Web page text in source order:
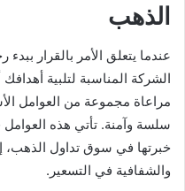
الذهب
عندما يتعلق الأمر بالقرار
الشركة المناسبة لتلبية
مراعاة مجموعة من العوامل
سلسة وآمنة. تأتي هذه
خبرتها في سوق تداول الذهب،
والشفافية في التسعير.